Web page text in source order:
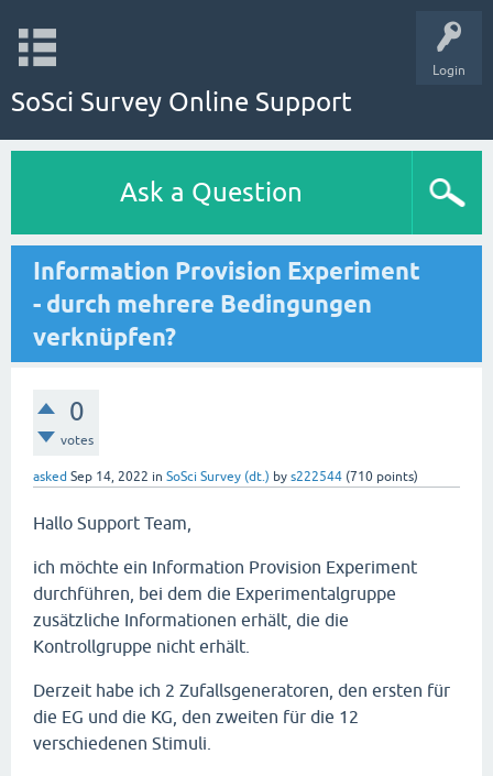
Login
SoSci Survey Online Support
Ask a Question
Information Provision Experiment
- durch mehrere Bedingungen
verknüpfen?
0
votes
asked Sep 14, 2022 in SoSci Survey (dt.) by s222544 (710 points)
Hallo Support Team,
ich möchte ein Information Provision Experiment
durchführen, bei dem die Experimentalgruppe
zusätzliche Informationen erhält, die die
Kontrollgruppe nicht erhält.
Derzeit habe ich 2 Zufallsgeneratoren, den ersten für
die EG und die KG, den zweiten für die 12
verschiedenen Stimuli.